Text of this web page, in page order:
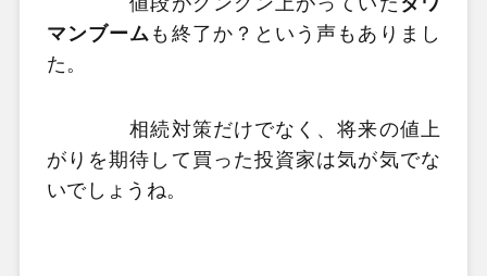
マンブーム も終了か？という声もありまし
た。
相続対策だけでなく、将来の値上
がりを期待して買った投資家は気が気でな
いでしょうね。